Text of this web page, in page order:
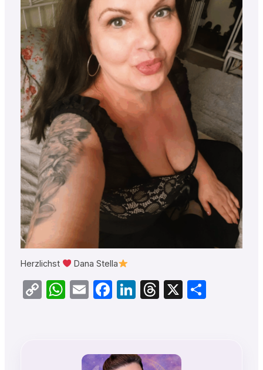
Herzlichst Dana Stella
CopyWhatsApp
EmailFacebook
LinkedIn
Threads
X Teilen